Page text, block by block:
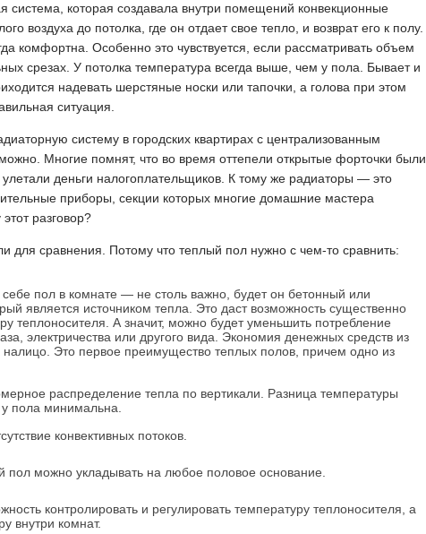
система, которая создавала внутри помещений конвекционные
воздуха до потолка, где он отдает свое тепло, и возврат его к полу.
комфортна. Особенно это чувствуется, если рассматривать объем
срезах. У потолка температура всегда выше, чем у пола. Бывает и
надевать шерстяные носки или тапочки, а голова при этом
ситуация.
систему в городских квартирах с централизованным
Многие помнят, что во время оттепели открытые форточки были
деньги налогоплательщиков. К тому же радиаторы — это
приборы, секции которых многие домашние мастера
разговор?
для сравнения. Потому что теплый пол нужно с чем-то сравнить:
себе пол в комнате — не столь важно, будет он бетонный или
является источником тепла. Это даст возможность существенно
теплоносителя. А значит, можно будет уменьшить потребление
электричества или другого вида. Экономия денежных средств из
Это первое преимущество теплых полов, причем одно из
распределение тепла по вертикали. Разница температуры
у пола минимальна.
конвективных потоков.
пол можно укладывать на любое половое основание.
контролировать и регулировать температуру теплоносителя, а
внутри комнат.